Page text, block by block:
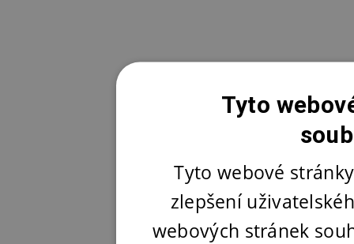
Tyto
Tyto webové
zlepšení
webových stránek